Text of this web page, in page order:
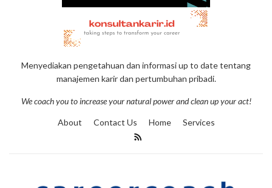
Menyediakan pengetahuan dan informasi up to date tentang
manajemen karir dan pertumbuhan pribadi.
We coach you to increase your natural power and clean up your act!
About Contact Us Home Services